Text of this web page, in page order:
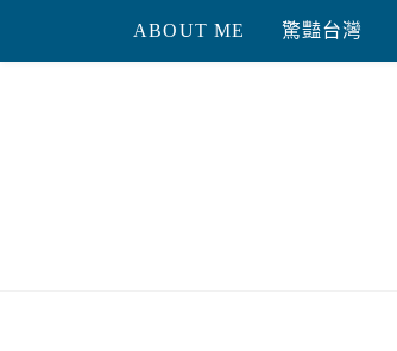
content
ABOUT ME 驚豔台灣